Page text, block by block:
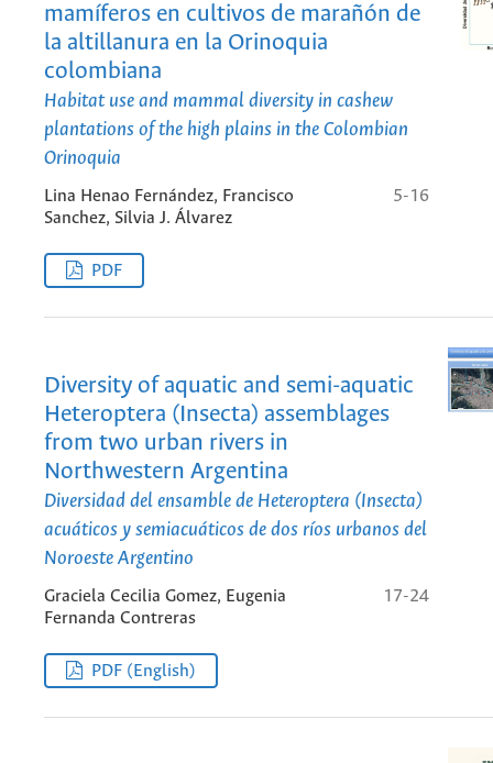
mamíferos en cultivos de marañón de
la altillanura en la Orinoquia
colombiana
Habitat use and mammal diversity in cashew
plantations of the high plains in the Colombian
Orinoquia
Lina Henao Fernández, Francisco
Sanchez, Silvia J. Álvarez
5-16
PDF
Diversity of aquatic and semi-aquatic
Heteroptera (Insecta) assemblages
from two urban rivers in
Northwestern Argentina
Diversidad del ensamble de Heteroptera (Insecta)
acuáticos y semiacuáticos de dos ríos urbanos del
Noroeste Argentino
Graciela Cecilia Gomez, Eugenia
Fernanda Contreras
17-24
PDF (English)